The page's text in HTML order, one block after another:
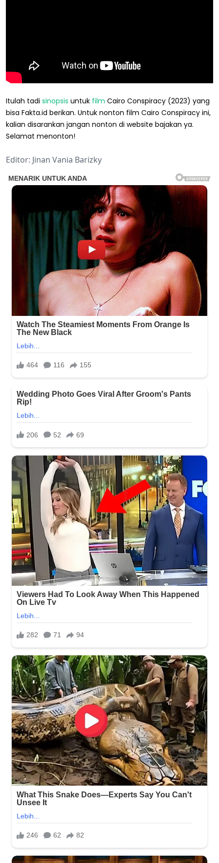
Itulah tadi sinopsis untuk film Cairo Conspiracy (2023) yang
bisa Fakta.id berikan. Untuk nonton film Cairo Conspiracy ini,
kalian disarankan jangan nonton di website bajakan ya.
Selamat menonton!
Editor: Jinan Vania Barizky